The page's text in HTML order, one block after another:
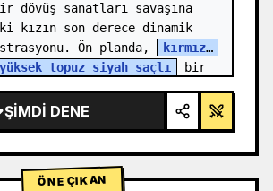
dövüş sanatları savaşına
kızın son derece dinamik
Ön planda,
kırmızı
topuz siyah saçlı
bir
ŞIMDI DENE
ÖNE ÇIKAN